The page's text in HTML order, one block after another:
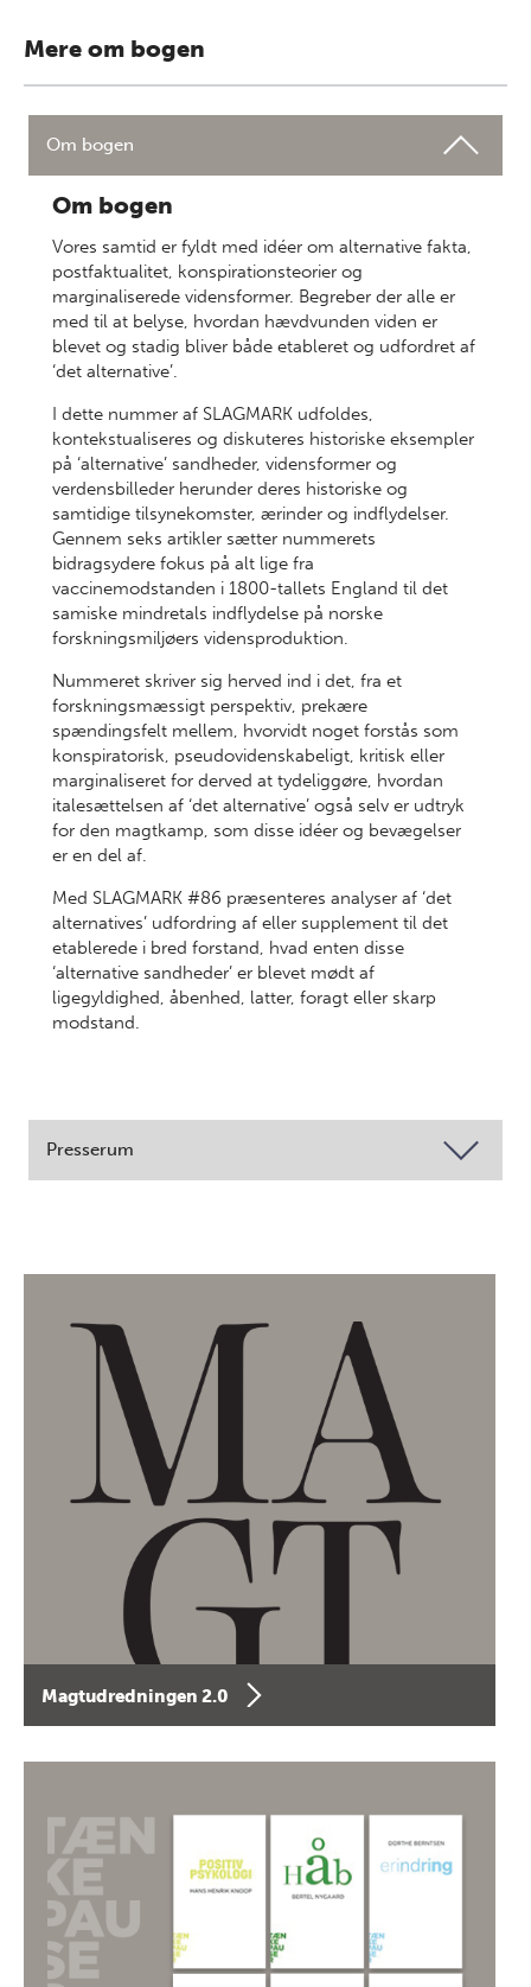
Mere om bogen
Om bogen
Om bogen
Vores samtid er fyldt med idéer om alternative fakta,
postfaktualitet, konspirationsteorier og
marginaliserede vidensformer. Begreber der alle er
med til at belyse, hvordan hævdvunden viden er
blevet og stadig bliver både etableret og udfordret af
‘det alternative’.
I dette nummer af SLAGMARK udfoldes,
kontekstualiseres og diskuteres historiske eksempler
på ‘alternative’ sandheder, vidensformer og
verdensbilleder herunder deres historiske og
samtidige tilsynekomster, ærinder og indflydelser.
Gennem seks artikler sætter nummerets
bidragsydere fokus på alt lige fra
vaccinemodstanden i 1800-tallets England til det
samiske mindretals indflydelse på norske
forskningsmiljøers vidensproduktion.
Nummeret skriver sig herved ind i det, fra et
forskningsmæssigt perspektiv, prekære
spændingsfelt mellem, hvorvidt noget forstås som
konspiratorisk, pseudovidenskabeligt, kritisk eller
marginaliseret for derved at tydeliggøre, hvordan
italesættelsen af ‘det alternative’ også selv er udtryk
for den magtkamp, som disse idéer og bevægelser
er en del af.
Med SLAGMARK #86 præsenteres analyser af ‘det
alternatives’ udfordring af eller supplement til det
etablerede i bred forstand, hvad enten disse
‘alternative sandheder’ er blevet mødt af
ligegyldighed, åbenhed, latter, foragt eller skarp
modstand.
Presserum
Magtudredningen 2.0